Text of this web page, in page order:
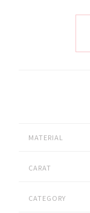
MATERIAL
CARAT
CATEGORY